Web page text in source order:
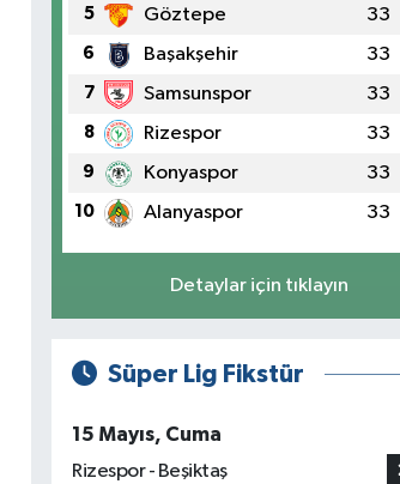
5 Göztepe 33
6 Başakşehir 33
7 Samsunspor 33
8 Rizespor 33
9 Konyaspor 33
10 Alanyaspor 33
Detaylar için tıklayın
Süper Lig Fikstür
15 Mayıs, Cuma
Rizespor - Beşiktaş